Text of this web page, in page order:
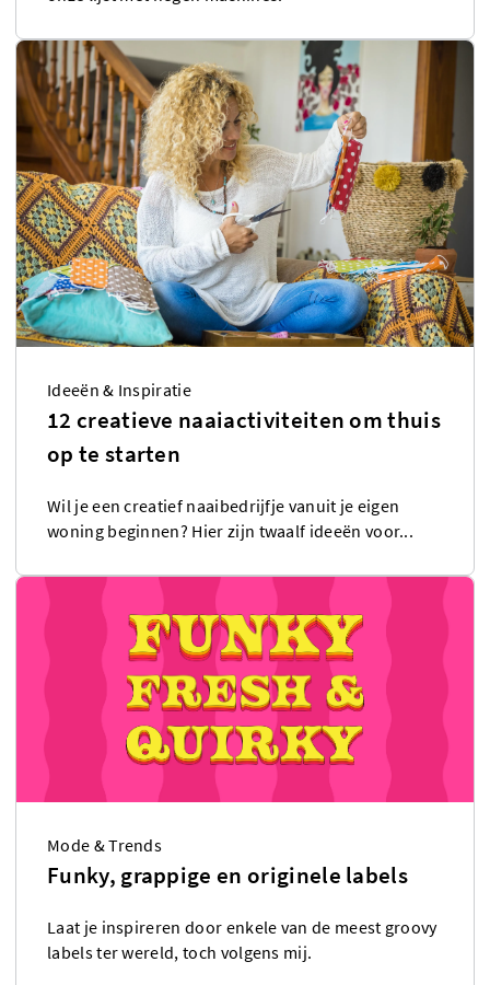
Ideeën & Inspiratie
12 creatieve naaiactiviteiten om thuis
op te starten
Wil je een creatief naaibedrijfje vanuit je eigen
woning beginnen? Hier zijn twaalf ideeën voor...
Mode & Trends
Funky, grappige en originele labels
Laat je inspireren door enkele van de meest groovy
labels ter wereld, toch volgens mij.